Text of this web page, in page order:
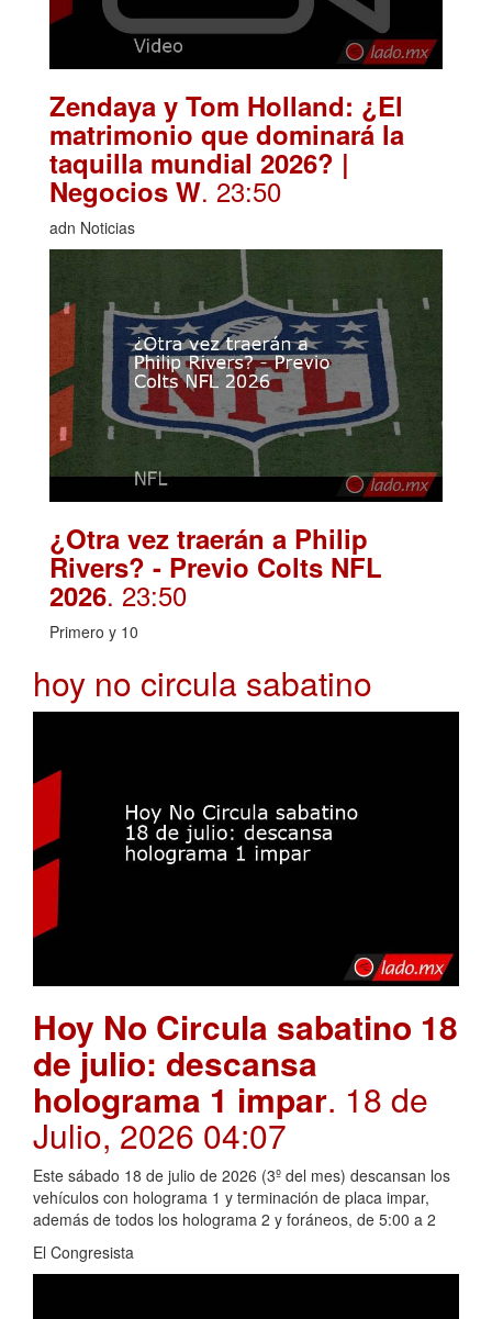
Zendaya y Tom Holland: ¿El
matrimonio que dominará la
taquilla mundial 2026? |
Negocios W. 23:50
adn Noticias
¿Otra vez traerán a Philip
Rivers? - Previo Colts NFL
2026. 23:50
Primero y 10
hoy no circula sabatino
Hoy No Circula sabatino 18
de julio: descansa
holograma 1 impar. 18 de
Julio, 2026 04:07
Este sábado 18 de julio de 2026 (3º del mes) descansan los
vehículos con holograma 1 y terminación de placa impar,
además de todos los holograma 2 y foráneos, de 5:00 a 2
El Congresista